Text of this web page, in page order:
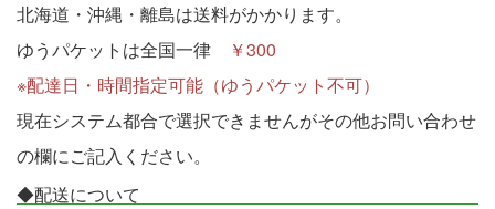
北海道・沖縄・離島は送料がかかります。
ゆうパケットは全国一律
￥300
※配達日・時間指定可能（ゆうパケット不可）
現在システム都合で選択できませんがその他お問い合わせ
の欄にご記入ください。
◆配送について